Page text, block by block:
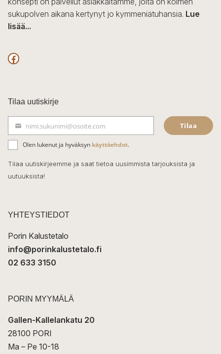
sukupolven aikana kertynyt jo kymmeniätuhansia. Lue
lisää...
F
c
e
b
o
o
k
Tilaa uutiskirje
ä
h
k
p
t
nimi.sukunimi@osoite.com Tilaa
Olen lukenut ja hyväksyn käyttöehdot.
Tilaa uutiskirjeemme ja saat tietoa uusimmista tarjouksista ja
uutuuksista!
YHTEYSTIEDOT
Porin Kalustetalo
info@porinkalustetalo.fi
02 633 3150
PORIN MYYMÄLÄ
Gallen-Kallelankatu 20
28100 PORI
Ma – Pe 10-18